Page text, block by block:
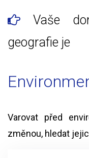
Vaše
geografie je
Varovat před
změnou, hledat